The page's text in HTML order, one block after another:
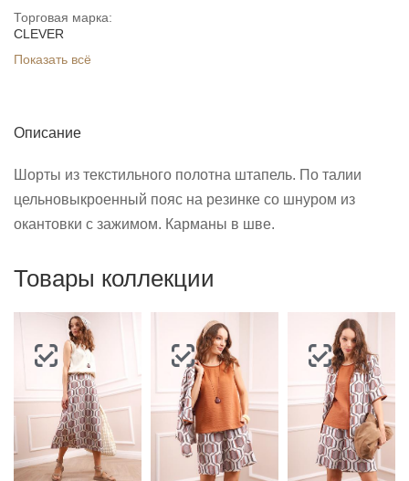
Торговая марка:
CLEVER
Показать всё
Описание
Шорты из текстильного полотна штапель. По талии
цельновыкроенный пояс на резинке со шнуром из
окантовки с зажимом. Карманы в шве.
Товары коллекции